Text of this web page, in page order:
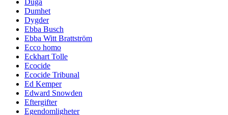
Dumhet
Dygder
Ebba Busch
Ebba Witt Brattström
Ecco homo
Eckhart Tolle
Ecocide
Ecocide Tribunal
Ed Kemper
Edward Snowden
Eftergifter
Egendomligheter